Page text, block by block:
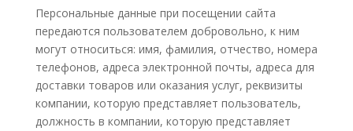
Персональные данные при посещении сайта
передаются пользователем добровольно, к ним
могут относиться: имя, фамилия, отчество, номера
телефонов, адреса электронной почты, адреса для
доставки товаров или оказания услуг, реквизиты
компании, которую представляет пользователь,
должность в компании, которую представляет